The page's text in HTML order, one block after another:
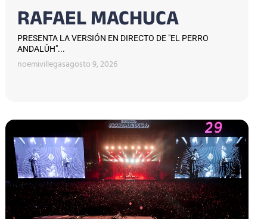
RAFAEL MACHUCA
PRESENTA LA VERSIÓN EN DIRECTO DE "EL PERRO
ANDALÛH"...
noemivillegasagosto 9, 2026